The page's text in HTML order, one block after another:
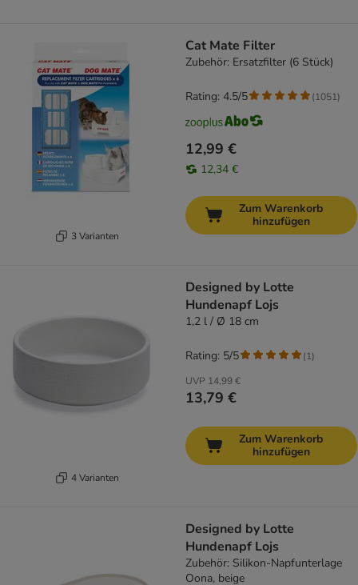
3 Varianten
Cat Mate Filter
Zubehör: Ersatzfilter (6 Stück)
12,99 €
12,34 €
Rating: 4.5/5 (1051)
Zum Warenkorb
hinzufügen
4 Varianten
Designed by Lotte
Hundenapf Lojs
1,2 l / Ø 18 cm
UVP 14,99 €
13,79 €
Rating: 5/5 (1)
Zum Warenkorb
hinzufügen
Designed by Lotte
Hundenapf Lojs
Zubehör: Silikon-Napfunterlage
Oona, beige